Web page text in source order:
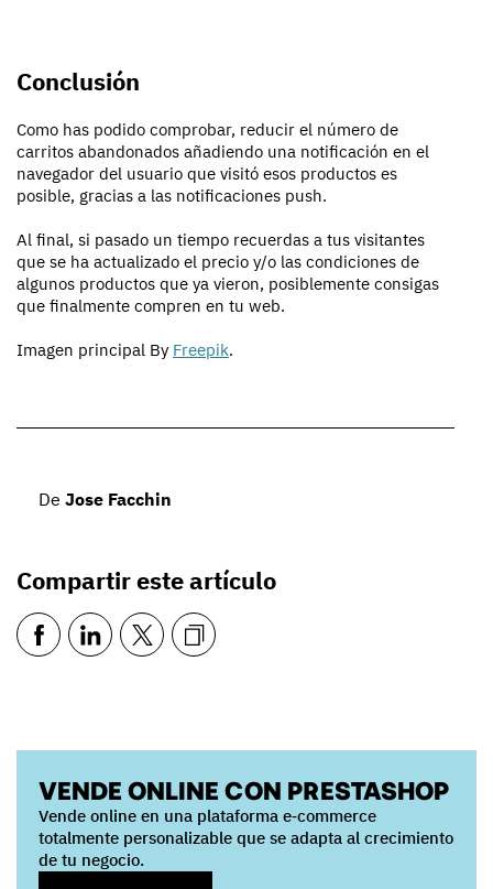
Conclusión
Como has podido comprobar, reducir el número de
carritos abandonados añadiendo una notificación en el
navegador del usuario que visitó esos productos es
posible, gracias a las notificaciones push.
Al final, si pasado un tiempo recuerdas a tus visitantes
que se ha actualizado el precio y/o las condiciones de
algunos productos que ya vieron, posiblemente consigas
que finalmente compren en tu web.
Imagen principal By Freepik.
De Jose Facchin
Compartir este artículo
VENDE ONLINE CON PRESTASHOP
Vende online en una plataforma e‑commerce
totalmente personalizable que se adapta al crecimiento
de tu negocio.